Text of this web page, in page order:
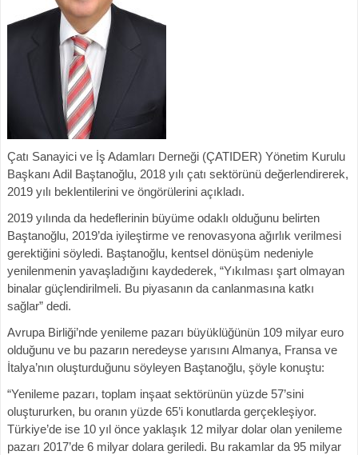
Çatı Sanayici ve İş Adamları Derneği (ÇATIDER) Yönetim Kurulu
Başkanı Adil Baştanoğlu, 2018 yılı çatı sektörünü değerlendirerek,
2019 yılı beklentilerini ve öngörülerini açıkladı.
2019 yılında da hedeflerinin büyüme odaklı olduğunu belirten
Baştanoğlu, 2019’da iyileştirme ve renovasyona ağırlık verilmesi
gerektiğini söyledi. Baştanoğlu, kentsel dönüşüm nedeniyle
yenilenmenin yavaşladığını kaydederek, “Yıkılması şart olmayan
binalar güçlendirilmeli. Bu piyasanın da canlanmasına katkı
sağlar” dedi.
Avrupa Birliği’nde yenileme pazarı büyüklüğünün 109 milyar euro
olduğunu ve bu pazarın neredeyse yarısını Almanya, Fransa ve
İtalya’nın oluşturduğunu söyleyen Baştanoğlu, şöyle konuştu:
“Yenileme pazarı, toplam inşaat sektörünün yüzde 57’sini
oluştururken, bu oranın yüzde 65’i konutlarda gerçekleşiyor.
Türkiye’de ise 10 yıl önce yaklaşık 12 milyar dolar olan yenileme
pazarı 2017’de 6 milyar dolara geriledi. Bu rakamlar da 95 milyar